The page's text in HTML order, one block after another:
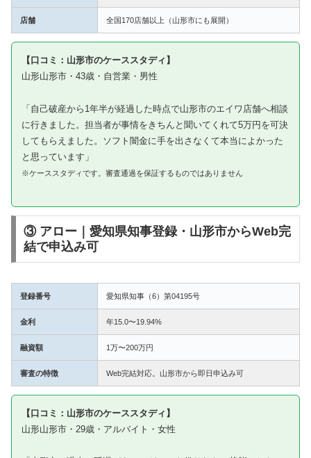
店舗 全国170店舗以上（山形市にも展開）
【口コミ：山形市のケーススタディ】
山形山形市・43歳・自営業・男性
「自己破産から1年半が経過した時点で山形市のエイワ店舗へ相談
に行きました。担当者が事情をきちんと聞いてくれて5万円を可決
してもらえました。ソフト闇金に手を出さなくて本当によかった
と思っています」
※ケーススタディです。審査通過を保証するものではありません
③ アロー｜愛知県知事登録・山形市からWeb完
結で申込み可
登録番号 愛知県知事（6）第04195号
金利 年15.0〜19.94%
融資額 1万〜200万円
審査の特徴 Web完結対応。山形市から即日申込み可
【口コミ：山形市のケーススタディ】
山形山形市・29歳・アルバイト・女性